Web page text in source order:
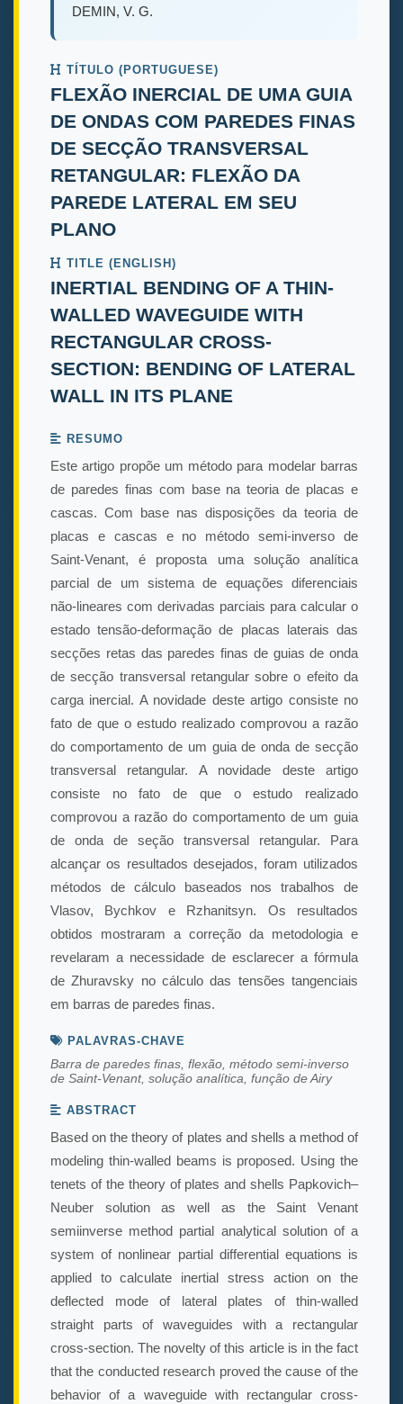
DEMIN, V. G.
TÍTULO (PORTUGUESE)
FLEXÃO INERCIAL DE UMA GUIA
DE ONDAS COM PAREDES FINAS
DE SECÇÃO TRANSVERSAL
RETANGULAR: FLEXÃO DA
PAREDE LATERAL EM SEU
PLANO
TITLE (ENGLISH)
INERTIAL BENDING OF A THIN-
WALLED WAVEGUIDE WITH
RECTANGULAR CROSS-
SECTION: BENDING OF LATERAL
WALL IN ITS PLANE
RESUMO
Este artigo propõe um método para modelar barras
de paredes finas com base na teoria de placas e
cascas. Com base nas disposições da teoria de
placas e cascas e no método semi-inverso de
Saint-Venant, é proposta uma solução analítica
parcial de um sistema de equações diferenciais
não-lineares com derivadas parciais para calcular o
estado tensão-deformação de placas laterais das
secções retas das paredes finas de guias de onda
de secção transversal retangular sobre o efeito da
carga inercial. A novidade deste artigo consiste no
fato de que o estudo realizado comprovou a razão
do comportamento de um guia de onda de secção
transversal retangular. A novidade deste artigo
consiste no fato de que o estudo realizado
comprovou a razão do comportamento de um guia
de onda de seção transversal retangular. Para
alcançar os resultados desejados, foram utilizados
métodos de cálculo baseados nos trabalhos de
Vlasov, Bychkov e Rzhanitsyn. Os resultados
obtidos mostraram a correção da metodologia e
revelaram a necessidade de esclarecer a fórmula
de Zhuravsky no cálculo das tensões tangenciais
em barras de paredes finas.
PALAVRAS-CHAVE
Barra de paredes finas, flexão, método semi-inverso
de Saint-Venant, solução analítica, função de Airy
ABSTRACT
Based on the theory of plates and shells a method of
modeling thin-walled beams is proposed. Using the
tenets of the theory of plates and shells Papkovich–
Neuber solution as well as the Saint Venant
semiinverse method partial analytical solution of a
system of nonlinear partial differential equations is
applied to calculate inertial stress action on the
deflected mode of lateral plates of thin-walled
straight parts of waveguides with a rectangular
cross-section. The novelty of this article is in the fact
that the conducted research proved the cause of the
behavior of a waveguide with rectangular cross-